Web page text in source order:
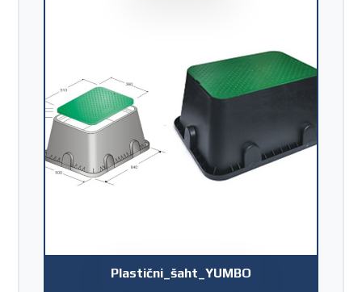
Plastični_šaht_YUMBO